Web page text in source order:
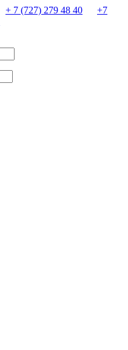
+ 7 (727) 279 48 40
+7